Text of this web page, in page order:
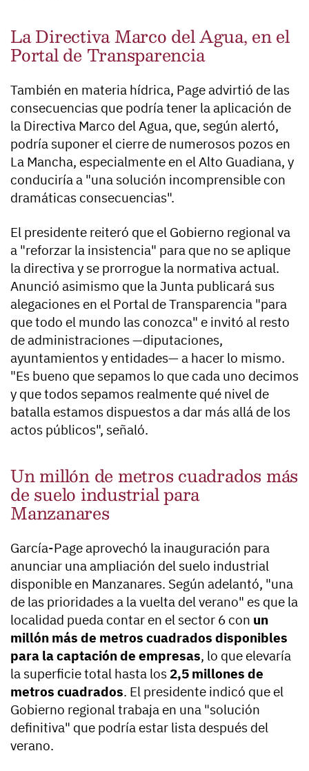
La Directiva Marco del Agua, en el
Portal de Transparencia
También en materia hídrica, Page advirtió de las
consecuencias que podría tener la aplicación de
la Directiva Marco del Agua, que, según alertó,
podría suponer el cierre de numerosos pozos en
La Mancha, especialmente en el Alto Guadiana, y
conduciría a "una solución incomprensible con
dramáticas consecuencias".
El presidente reiteró que el Gobierno regional va
a "reforzar la insistencia" para que no se aplique
la directiva y se prorrogue la normativa actual.
Anunció asimismo que la Junta publicará sus
alegaciones en el Portal de Transparencia "para
que todo el mundo las conozca" e invitó al resto
de administraciones —diputaciones,
ayuntamientos y entidades— a hacer lo mismo.
"Es bueno que sepamos lo que cada uno decimos
y que todos sepamos realmente qué nivel de
batalla estamos dispuestos a dar más allá de los
actos públicos", señaló.
Un millón de metros cuadrados más
de suelo industrial para
Manzanares
García-Page aprovechó la inauguración para
anunciar una ampliación del suelo industrial
disponible en Manzanares. Según adelantó, "una
de las prioridades a la vuelta del verano" es que la
localidad pueda contar en el sector 6 con un
millón más de metros cuadrados disponibles
para la captación de empresas, lo que elevaría
la superficie total hasta los 2,5 millones de
metros cuadrados. El presidente indicó que el
Gobierno regional trabaja en una "solución
definitiva" que podría estar lista después del
verano.